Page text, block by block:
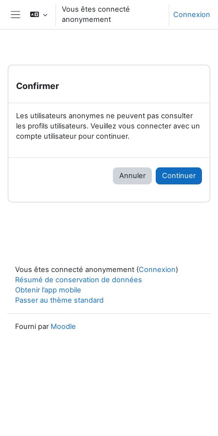
Passer au contenu principal
Panneau latéral
Vous êtes connecté
anonymement
Connexion
Confirmer
Les utilisateurs anonymes ne peuvent pas consulter
les profils utilisateurs. Veuillez vous connecter avec un
compte utilisateur pour continuer.
Annuler Continuer
Vous êtes connecté anonymement (Connexion)
Résumé de conservation de données
Obtenir l’app mobile
Passer au thème standard
Fourni par Moodle